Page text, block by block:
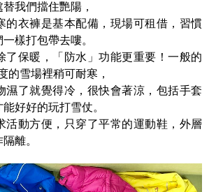
我們擋住艷陽，
的衣褲是基本配備，現場可租借，習慣
樣打包帶去嘍。
了保暖，「防水」功能更重要！一般的
的雪場裡稍可耐寒，
濕了就覺得冷，很快會著涼，包括手套
好好的玩打雪仗。
活動方便，只穿了平常的運動鞋，外層
離。